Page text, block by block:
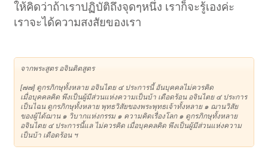
ให้คิดว่าถ้าเราปฏิบัติถึงจุดๆหนึ่ง เราก็จะรู้เองค่ะ
เราจะได้ความสงสัยของเรา
จากพระสูตร อจินติตสูตร
[๗๗] ดูกรภิกษุทั้งหลาย อจินไตย ๔ ประการนี้ อันบุคคลไม่ควรคิด
เมื่อบุคคลคิด พึงเป็นผู้มีส่วนแห่งความเป็นบ้า เดือดร้อน อจินไตย ๔ ประการ
เป็นไฉน ดูกรภิกษุทั้งหลาย พุทธวิสัยของพระพุทธเจ้าทั้งหลาย ๑ ฌานวิสัย
ของผู้ได้ฌาน ๑ วิบากแห่งกรรม ๑ ความคิดเรื่องโลก ๑ ดูกรภิกษุทั้งหลาย
อจินไตย ๔ ประการนี้แล ไม่ควรคิด เมื่อบุคคลคิด พึงเป็นผู้มีส่วนแห่งความ
เป็นบ้า เดือดร้อน ฯ